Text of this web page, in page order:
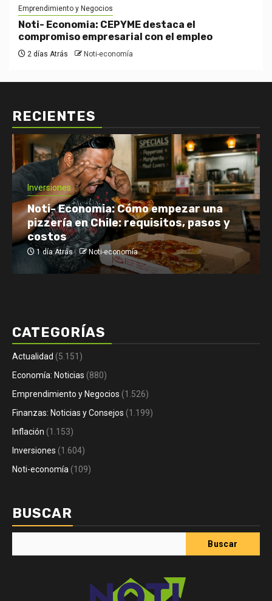
Emprendimiento y Negocios
Noti- Economia: CEPYME destaca el
compromiso empresarial con el empleo
2 días Atrás Noti-economía
RECIENTES
Inversiones
Noti- Economia: Cómo empezar una
pizzería en Chile: requisitos, pasos y
costos
1 día Atrás Noti-economía
CATEGORÍAS
Actualidad (5.151)
Economía: Noticias (880)
Emprendimiento y Negocios (1.526)
Finanzas: Noticias y Consejos (1.199)
Inflación (1.153)
Inversiones (1.604)
Noti-economía (109)
BUSCAR
Buscar